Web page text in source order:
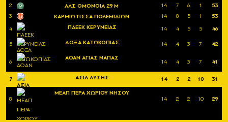
2
ΑΛΣ ΟΜΟΝΟΙΑ 29 Μ 14 7 6 1
53
3
ΚΑΡΜΙΩΤΙΣΣΑ ΠΟΛΕΜΙΔΙΩΝ 14 8 5 1
53
4
ΠΑΕΕΚ ΚΕΡΥΝΕΙΑΣ 14 4 5 5 46
5 ΔΟΞΑ ΚΑΤΩΚΟΠΙΑΣ 14 4 3 7 42
6
ΑΟΑΝ ΑΓΙΑΣ ΝΑΠΑΣ
14 4 3 7 41
7 ΑΣΙΛ ΛΥΣΗΣ 14 2 2 10 31
8
ΜΕΑΠ ΠΕΡΑ ΧΩΡΙΟΥ ΝΗΣΟΥ
14
2 2 10 29